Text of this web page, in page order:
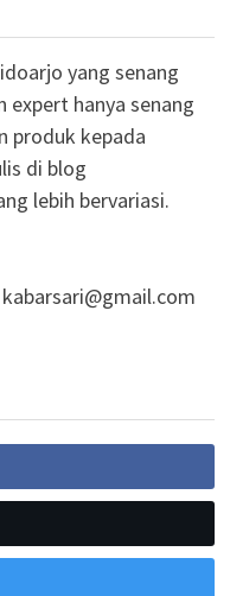
yang senang
expert hanya senang
produk kepada
di blog
lebih bervariasi.
kabarsari@gmail.com